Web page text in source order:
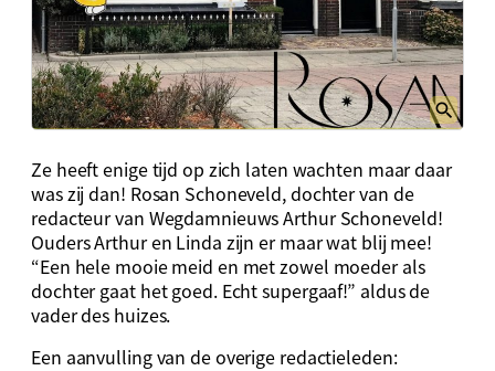
Ze heeft enige tijd op zich laten wachten maar daar
was zij dan! Rosan Schoneveld, dochter van de
redacteur van Wegdamnieuws Arthur Schoneveld!
Ouders Arthur en Linda zijn er maar wat blij mee!
“Een hele mooie meid en met zowel moeder als
dochter gaat het goed. Echt supergaaf!” aldus de
vader des huizes.
Een aanvulling van de overige redactieleden: